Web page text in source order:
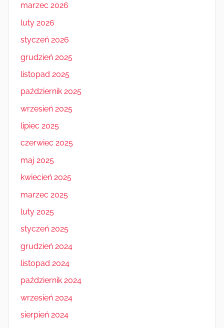
marzec 2026
luty 2026
styczeń 2026
grudzień 2025
listopad 2025
październik 2025
wrzesień 2025
lipiec 2025
czerwiec 2025
maj 2025
kwiecień 2025
marzec 2025
luty 2025
styczeń 2025
grudzień 2024
listopad 2024
październik 2024
wrzesień 2024
sierpień 2024